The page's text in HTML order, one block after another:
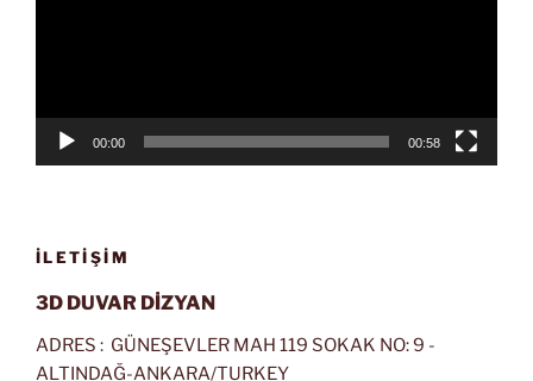
00:00 00:58
İLETIŞIM
3D DUVAR DİZYAN
ADRES : GÜNEŞEVLER MAH 119 SOKAK NO: 9 -
ALTINDAĞ-ANKARA/TURKEY